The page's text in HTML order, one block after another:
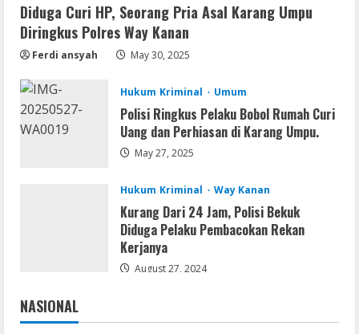
Serialers
VMware Workstation Portable +
Activator Final
Serialers
MATLAB Crack + Portable Clean
Premium
Serialers
Ableton Live Crack + Portable Windows
10 (x32x64)
August 6, 2026
Diduga Curi HP, Seorang Pria Asal Karang Umpu
Diringkus Polres Way Kanan
Ferdi ansyah May 30, 2025
Hukum Kriminal Umum
Polisi Ringkus Pelaku Bobol Rumah Curi
Uang dan Perhiasan di Karang Umpu.
May 27, 2025
Hukum Kriminal Way Kanan
Kurang Dari 24 Jam, Polisi Bekuk
Diduga Pelaku Pembacokan Rekan
Kerjanya
August 27, 2024
NASIONAL
Jakarta